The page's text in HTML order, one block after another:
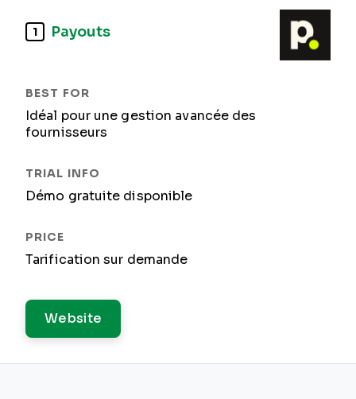
1 Payouts
Idéal pour une gestion avancée des
fournisseurs
Démo gratuite disponible
Tarification sur demande
Website